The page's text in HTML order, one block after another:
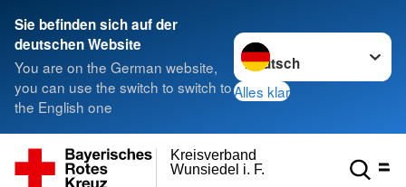
Sie befinden sich auf der
deutschen Website
You are on the German website,
you can use the switch to switch to
the English one
Sprache wechseln zu
Alles klar
Wunsiedel i. F.
Kreisverband